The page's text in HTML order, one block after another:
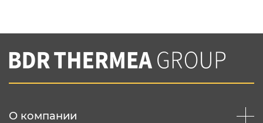
Вы соглашаетесь с нашей политикой
конфеденциальности
О компании